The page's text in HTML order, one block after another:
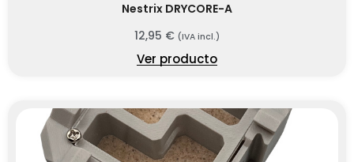
Nestrix DRYCORE-A
12,95 € (IVA incl.)
Ver producto